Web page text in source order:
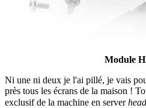
Module
Ni une ni deux je l'ai pillé, je vais
près tous les écrans de la maison !
exclusif de la machine en server